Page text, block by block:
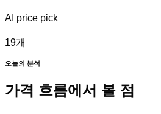
AI price pick
19개
오늘의 분석
가격 흐름에서 볼 점